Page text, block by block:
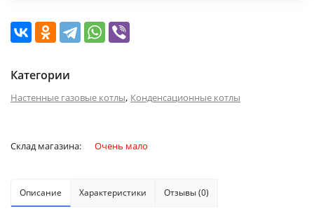
Категории
Настенные газовые котлы, Конденсационные котлы
Склад магазина: Очень мало
Описание Характеристики Отзывы (0)